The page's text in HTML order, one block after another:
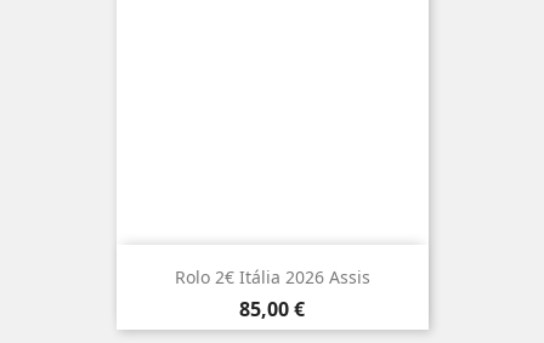
Rolo 2€ Itália 2026 Assis
Preço
85,00 €